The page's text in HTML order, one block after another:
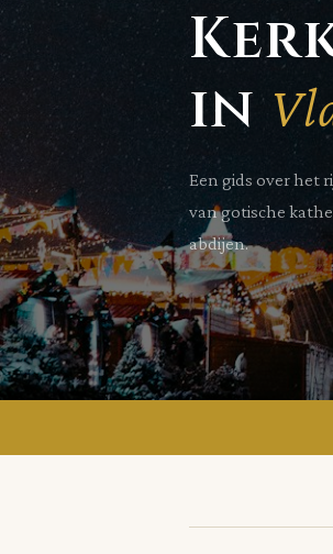
in
Een gids over het
van gotische
abdijen.